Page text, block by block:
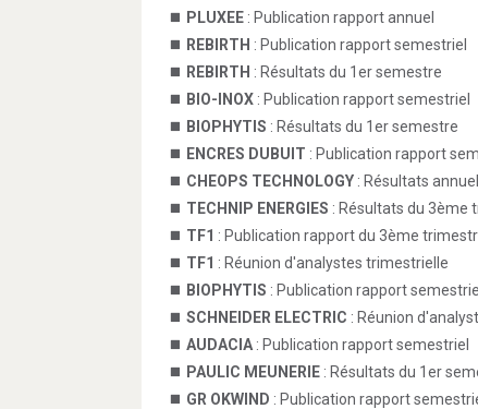
PLUXEE : Publication rapport annuel
REBIRTH : Publication rapport semestriel
REBIRTH : Résultats du 1er semestre
BIO-INOX : Publication rapport semestriel
BIOPHYTIS : Résultats du 1er semestre
ENCRES DUBUIT : Publication rapport
CHEOPS TECHNOLOGY : Résultats
TECHNIP ENERGIES : Résultats du 3ème
TF1 : Publication rapport du 3ème
TF1 : Réunion d'analystes trimestrielle
BIOPHYTIS : Publication rapport semestriel
SCHNEIDER ELECTRIC : Réunion
AUDACIA : Publication rapport semestriel
PAULIC MEUNERIE : Résultats du 1er
GR OKWIND : Publication rapport